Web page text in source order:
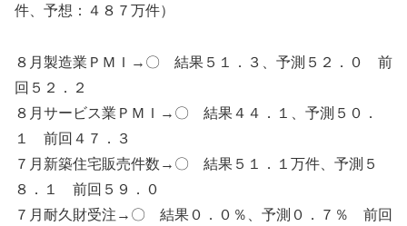
件、予想：４８７万件）
８月製造業ＰＭＩ→〇 結果５１．３、予測５２．０ 前
回５２．２
８月サービス業ＰＭＩ→〇 結果４４．１、予測５０．
１ 前回４７．３
７月新築住宅販売件数→〇 結果５１．１万件、予測５
８．１ 前回５９．０
７月耐久財受注→〇 結果０．０％、予測０．７％ 前回